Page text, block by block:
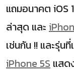
แถมอนาคต iOS
ล่าสุด และ
เช่นกัน !! และรุ่น
iPhone 5S แสด